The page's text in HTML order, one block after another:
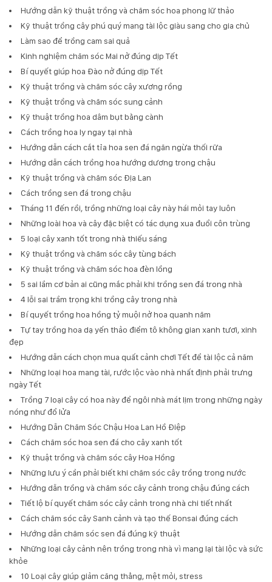
Hướng dẫn kỹ thuật trồng và chăm sóc hoa phong lữ thảo
Kỹ thuật trồng cây phú quý mang tài lộc giàu sang cho gia chủ
Làm sao để trồng cam sai quả
Kinh nghiệm chăm sóc Mai nở đúng dịp Tết
Bí quyết giúp hoa Đào nở đúng dịp Tết
Kỹ thuật trồng và chăm sóc cây xương rồng
Kỹ thuật trồng và chăm sóc sung cảnh
Kỹ thuật trồng hoa dâm bụt bằng cành
Cách trồng hoa ly ngay tại nhà
Hướng dẫn cách cắt tỉa hoa sen đá ngăn ngừa thối rữa
Hướng dẫn cách trồng hoa hướng dương trong chậu
Kỹ thuật trồng và chăm sóc Địa Lan
Cách trồng sen đá trong chậu
Tháng 11 đến rồi, trồng những loại cây này hái mỏi tay luôn
Những loài hoa và cây đặc biệt có tác dụng xua đuổi côn trùng
5 loại cây xanh tốt trong nhà thiếu sáng
Kỹ thuật trồng và chăm sóc cây tùng bách
Kỹ thuật trồng và chăm sóc hoa đèn lồng
5 sai lầm cơ bản ai cũng mắc phải khi trồng sen đá trong nhà
4 lỗi sai trầm trọng khi trồng cây trong nhà
Bí quyết trồng hoa hồng tỷ muội nở hoa quanh năm
Tự tay trồng hoa dạ yến thảo điểm tô không gian xanh tươi, xinh
đẹp
Hướng dẫn cách chọn mua quất cảnh chơi Tết để tài lộc cả năm
Những loại hoa mang tài, rước lộc vào nhà nhất định phải trưng
ngày Tết
Trồng 7 loại cây có hoa này để ngôi nhà mát lịm trong những ngày
nóng như đổ lửa
Hướng Dẫn Chăm Sóc Chậu Hoa Lan Hồ Điệp
Cách chăm sóc hoa sen đá cho cây xanh tốt
Kỹ thuật trồng và chăm sóc cây Hoa Hồng
Những lưu ý cần phải biết khi chăm sóc cây trồng trong nước
Hướng dẫn trồng và chăm sóc cây cảnh trong chậu đúng cách
Tiết lộ bí quyết chăm sóc cây cảnh trong nhà chi tiết nhất
Cách chăm sóc cây Sanh cảnh và tạo thế Bonsai đúng cách
Hướng dẫn chăm sóc sen đá đúng kỹ thuật
Những loại cây cảnh nên trồng trong nhà vì mang lại tài lộc và sức
khỏe
10 Loại cây giúp giảm căng thẳng, mệt mỏi, stress